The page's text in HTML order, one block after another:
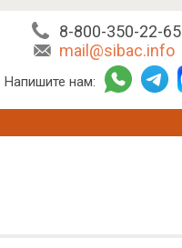
8-800-350-22-65
mail@sibac.info
Напишите нам: